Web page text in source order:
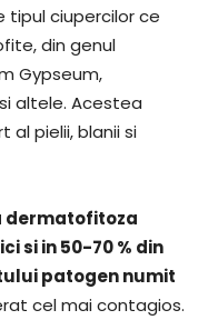
ciupercilor ce
din genul
Gypseum,
altele. Acestea
al pielii, blanii si
dermatofitoza
si in 50-70 % din
patogen numit
cel mai contagios.